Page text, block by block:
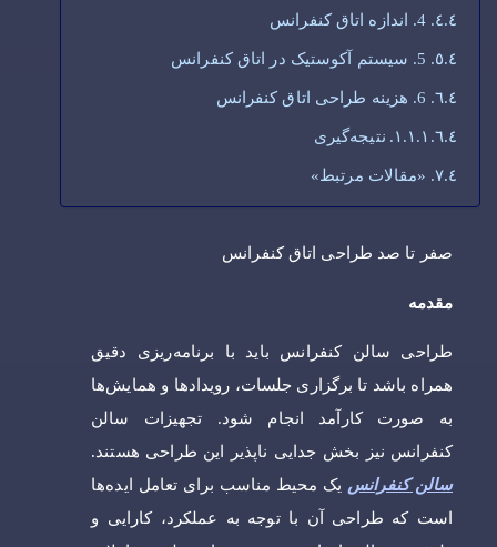
4. اندازه اتاق کنفرانس
5. سیستم آکوستیک در اتاق کنفرانس
6. هزینه طراحی اتاق کنفرانس
نتیجه‌گیری
«مقالات مرتبط»
صفر تا صد طراحی اتاق کنفرانس
مقدمه
طراحی سالن کنفرانس باید با برنامه‌ریزی دقیق
همراه باشد تا برگزاری جلسات، رویدادها و همایش‌ها
به صورت کارآمد انجام شود. تجهیزات سالن
کنفرانس نیز بخش جدایی ناپذیر این طراحی هستند.
سالن کنفرانس یک محیط مناسب برای تعامل ایده‌ها
است که طراحی آن با توجه به عملکرد، کارایی و